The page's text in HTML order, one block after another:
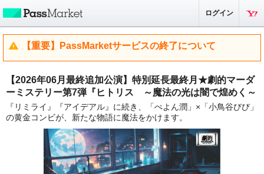
ログイン
【重要】PassMarketサービスの終了について
【2026年06月最終追加公演】特別延長最終月★劇的マーダ
ーミステリー第7弾『ヒトリス ～魔法の光は闇で煌めく～
『リミライ』『アイデアル』に続き、「ぺよん潤」×「小鳥谷びび」
の黄金コンビが、新たな物語に魔法をかけます。